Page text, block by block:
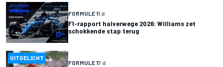
FORMULE 11 d
F1-rapport halverwege 2026: Williams zet
schokkende stap terug
UITGELICHT
FORMULE 17 d